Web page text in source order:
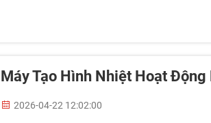
Máy Tạo Hình Nhiệt Hoạt
2026-04-22 12:02:00